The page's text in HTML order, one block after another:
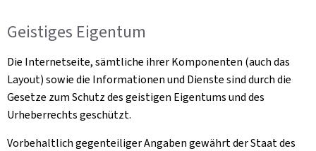
Geistiges Eigentum
Die Internetseite, sämtliche ihrer Komponenten (auch das
Layout) sowie die Informationen und Dienste sind durch die
Gesetze zum Schutz des geistigen Eigentums und des
Urheberrechts geschützt.
Vorbehaltlich gegenteiliger Angaben gewährt der Staat des